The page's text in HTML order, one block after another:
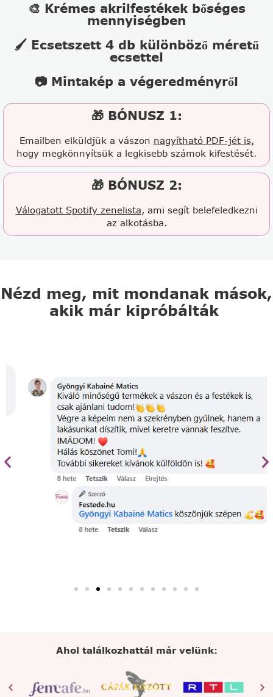
🎨 Krémes akrilfestékek bőséges
mennyiségben
🖌️ Ecsetszett 4 db különböző méretű
ecsettel
📷 Mintakép a végeredményről
🎁 BÓNUSZ 1:
Emailben elküldjük a vászon nagyítható PDF-jét is,
hogy megkönnyítsük a legkisebb számok kifestését.
🎁 BÓNUSZ 2:
Válogatott Spotify zenelista, ami segít belefeledkezni
az alkotásba.
Nézd meg, mit mondanak mások,
akik már kipróbálták
Ahol találkozhattál már velünk: